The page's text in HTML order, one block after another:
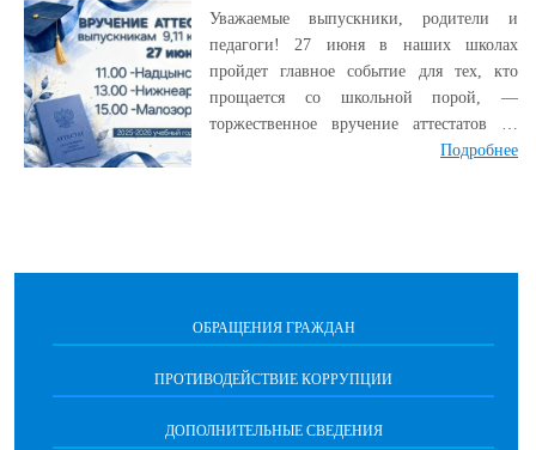
Уважаемые выпускники, родители и
педагоги! 27 июня в наших школах
пройдет главное событие для тех, кто
прощается со школьной порой, —
торжественное вручение аттестатов об
основном общем и среднем общем
этапа и начала нового пути. Пусть
сделал!». Впереди — целая жизнь, полная
получится! А сразу после окончания
Подробнее
ОБРАЩЕНИЯ ГРАЖДАН
ПРОТИВОДЕЙСТВИЕ КОРРУПЦИИ
ДОПОЛНИТЕЛЬНЫЕ СВЕДЕНИЯ